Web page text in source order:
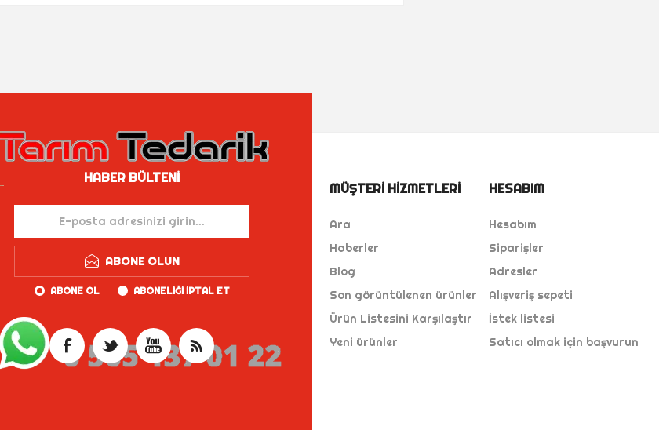
HABER BÜLTENI
ABONE OLUN
ABONE OL ABONELIĞI IPTAL ET
MÜŞTERI HIZMETLERI
Ara
Haberler
Blog
Son görüntülenen ürünler
Ürün Listesini Karşılaştır
Yeni ürünler
HESABIM
Hesabım
Siparişler
Adresler
Alışveriş sepeti
İstek listesi
Satıcı olmak için başvurun